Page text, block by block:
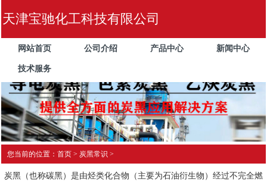
天津宝驰化工科技有限公司
网站首页 公司介绍 产品中心 新闻中心
技术服务
您当前的位置：首页 > 炭黑常识 >
炭黑（也称碳黑）是由烃类化合物（主要为石油衍生物）经过不完全燃